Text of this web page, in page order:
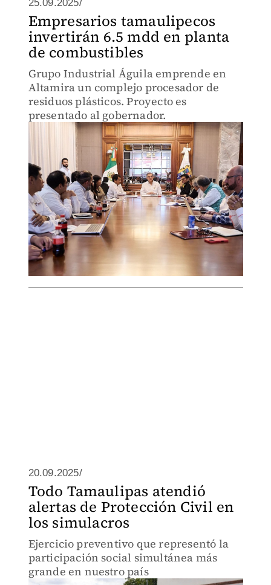
25.09.2025/
Empresarios tamaulipecos
invertirán 6.5 mdd en planta
de combustibles
Grupo Industrial Águila emprende en
Altamira un complejo procesador de
residuos plásticos. Proyecto es
presentado al gobernador.
20.09.2025/
Todo Tamaulipas atendió
alertas de Protección Civil en
los simulacros
Ejercicio preventivo que representó la
participación social simultánea más
grande en nuestro país